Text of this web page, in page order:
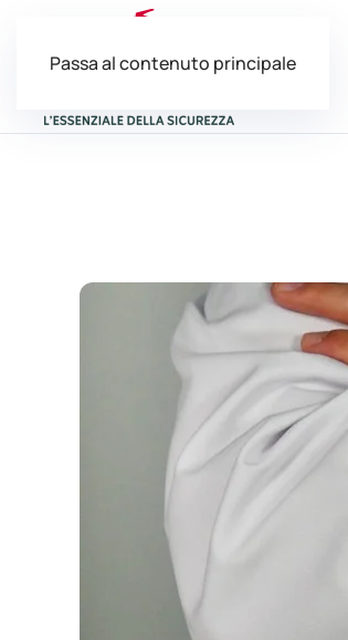
Passa al contenuto principale